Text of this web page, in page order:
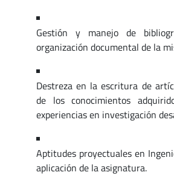
Gestión y manejo de
organización documental de la
Destreza en la escritura de
de los conocimientos
experiencias en investigación
Aptitudes proyectuales en
aplicación de la asignatura.